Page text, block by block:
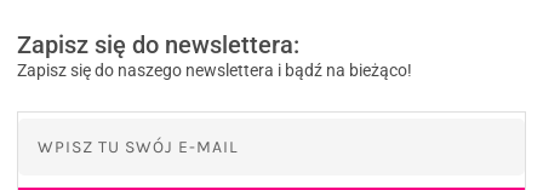
Zapisz się do newslettera:
Zapisz się do naszego newslettera i bądź na bieżąco!